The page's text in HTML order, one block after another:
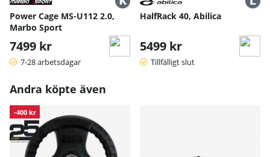
Power Cage MS-U112 2.0,
Marbo Sport
7499 kr
7-28 arbetsdagar
HalfRack 40, Abilica
5499 kr
Tillfälligt slut
Andra köpte även
-400 kr